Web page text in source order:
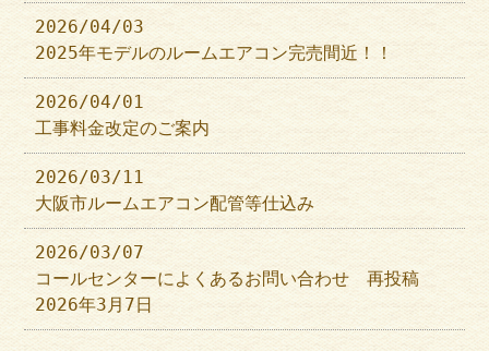
2026/04/03
2025年モデルのルームエアコン完売間近！！
2026/04/01
工事料金改定のご案内
2026/03/11
大阪市ルームエアコン配管等仕込み
2026/03/07
コールセンターによくあるお問い合わせ 再投稿
2026年3月7日